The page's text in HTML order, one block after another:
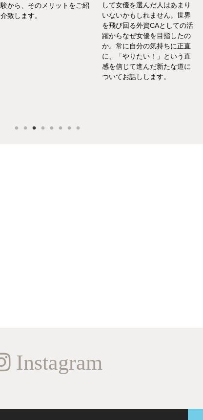
験から、そのメリットをご紹
介致します。
して女優を選んだ人はあまり
いないかもしれません。世界
を飛び回る外資CAとしての活
躍からなぜ女優を目指したの
か。常に自分の気持ちに正直
に、「やりたい！」という直
感を信じて進んだ新たな道に
ついてお話しします。
Instagram